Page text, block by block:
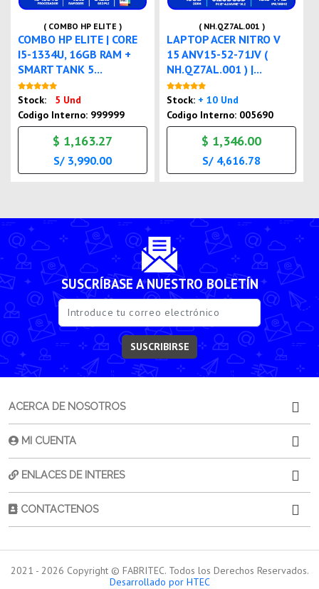
( COMBO HP ELITE )
COMBO HP ELITE | CORE
I5-1334U, 16GB RAM +
SMART TANK 5...
Stock:
5 Und
Codigo Interno: 999999
$ 1,163.27
S/ 3,990.00
( NH.QZ7AL.001 )
LAPTOP ACER NITRO V
15 ANV15-52-71JV (
NH.QZ7AL.001 ) |...
Stock: + 10 Und
Codigo Interno: 005690
$ 1,346.00
S/ 4,616.78
SUSCRÍBASE A NUESTRO BOLETÍN
SUSCRIBIRSE
ACERCA DE NOSOTROS
MI CUENTA
ENLACES DE INTERES
CONTACTENOS
2021 - 2026 Copyright © FABRITEC. Todos los Derechos Reservados.
Desarrollado por HTEC